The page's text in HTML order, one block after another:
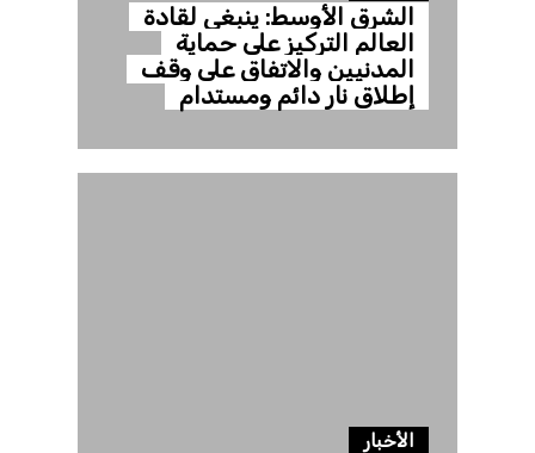
الشرق الأوسط: ينبغي لقادة
العالم التركيز على حماية
المدنيين والاتفاق على وقف
إطلاق نار دائم ومستدام
الأخبار